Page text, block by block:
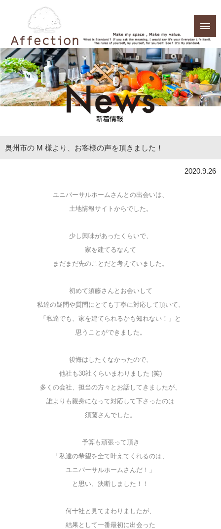
奥州市の M 様より、お客様の声を頂きました！
2020.9.26
ユニバーサルホームさんとの出会いは、
土地情報サイトからでした。
少し興味があったくらいで、
家を建てるなんて
まだまだ先のことだと考えていました。
初めて須藤さんとお会いして
私達の疑問や質問にとても丁寧に対応して頂いて、
「私達でも、家を建てられるかも知れない！」と
思うことができました。
後悔はしたくなかったので、
他社も30社くらいまわりました (笑)
多くの会社、担当の方々とお話してきましたが、
誰よりも親身になって対応して下さったのは
須藤さんでした。
予算も頑張って頂き
「私達の希望を全て叶えてくれるのは、
ユニバーサルホームさんだ！」
と思い、決断しました！！
何十社と見てまわりましたが、
結果として一番最初に出会った